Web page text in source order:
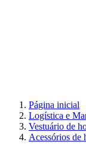
Página inicial
Logística e
Vestuário de
Acessórios de